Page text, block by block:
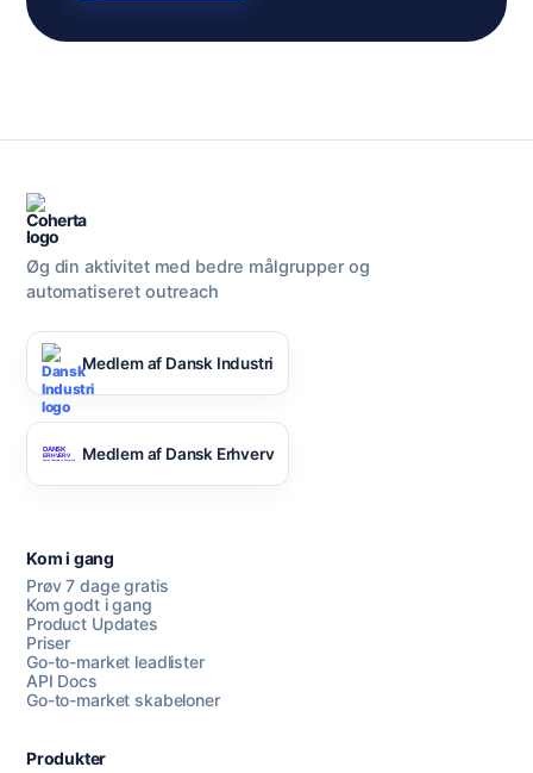
Øg din aktivitet med bedre målgrupper og
automatiseret outreach
Medlem af Dansk Industri
Medlem af Dansk Erhverv
Kom i gang
Prøv 7 dage gratis
Kom godt i gang
Product Updates
Priser
Go-to-market leadlister
API Docs
Go-to-market skabeloner
Produkter